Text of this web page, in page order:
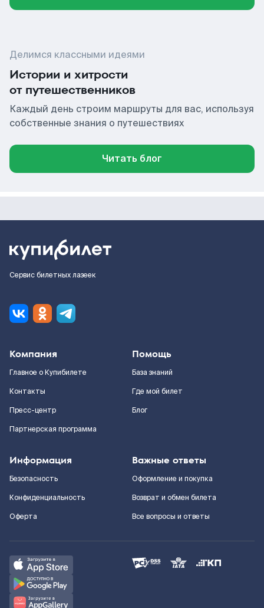
Делимся классными идеями
Истории и хитрости
от путешественников
Каждый день строим маршруты для вас, используя
собственные знания о путешествиях
Читать блог
Сервис билетных лазеек
Компания
Главное о Купибилете
Контакты
Пресс-центр
Партнерская программа
Помощь
База знаний
Где мой билет
Блог
Информация
Безопасность
Конфиденциальность
Оферта
Важные ответы
Оформление и покупка
Возврат и обмен билета
Все вопросы и ответы